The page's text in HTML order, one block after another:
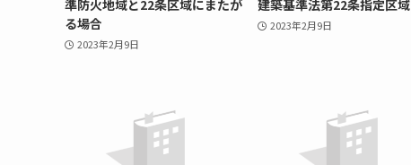
準防火地域と22条区域にまたが
る場合
2023年2月9日
建築基準法第22条指定区域
2023年2月9日